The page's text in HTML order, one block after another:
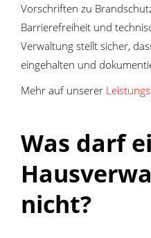
Vorschriften zu
Barrierefreiheit und
Verwaltung stellt sicher,
eingehalten und
Mehr auf unserer
Was darf
nicht?